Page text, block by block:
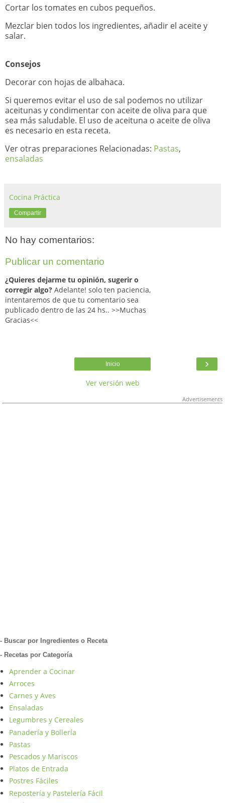
Cortar los tomates en cubos pequeños.
Mezclar bien todos los ingredientes, añadir el aceite y
salar.
Consejos
Decorar con hojas de albahaca.
Si queremos evitar el uso de sal podemos no utilizar
aceitunas y condimentar con aceite de oliva para que
sea más saludable. El uso de aceituna o aceite de oliva
es necesario en esta receta.
Ver otras preparaciones Relacionadas: Pastas,
ensaladas
Cocina Práctica
Compartir
No hay comentarios:
Publicar un comentario
¿Quieres dejarme tu opinión, sugerir o
corregir algo? Adelante! solo ten paciencia,
intentaremos de que tu comentario sea
publicado dentro de las 24 hs.. >>Muchas
Gracias<<
›
Inicio
Ver versión web
Advertisements
- Buscar por Ingredientes o Receta
- Recetas por Categoría
Aprender a Cocinar
Arroces
Carnes y Aves
Ensaladas
Legumbres y Cereales
Panadería y Bollería
Pastas
Pescados y Mariscos
Platos de Entrada
Postres Fáciles
Repostería y Pastelería Fácil